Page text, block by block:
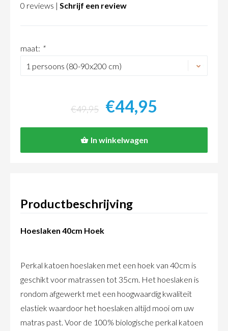
Productbeschrijving
Hoeslaken 40cm Hoek
Perkal katoen hoeslaken met een hoek van 40cm is
geschikt voor matrassen tot 35cm. Het hoeslaken is
rondom afgewerkt met een hoogwaardig kwaliteit
elastiek waardoor het hoeslaken altijd mooi om uw
matras past. Voor de 100% biologische perkal katoen
0 reviews | Schrijf een review
maat: *
€49,95 €44,95
In winkelwagen